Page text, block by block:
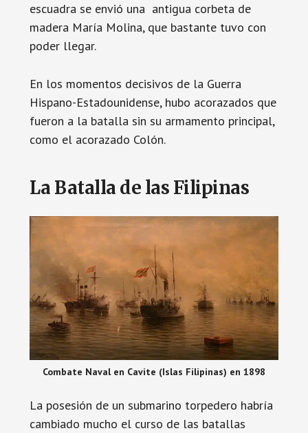
escuadra se envió una antigua corbeta de
madera María Molina, que bastante tuvo con
poder llegar.
En los momentos decisivos de la Guerra
Hispano-Estadounidense, hubo acorazados que
fueron a la batalla sin su armamento principal,
como el acorazado Colón.
La Batalla de las Filipinas
Combate Naval en Cavite (Islas Filipinas) en 1898
La posesión de un submarino torpedero habría
cambiado mucho el curso de las batallas